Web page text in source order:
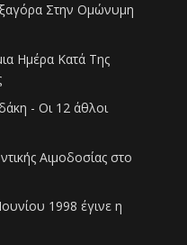
Στην Ομώνυμη
Ημέρα Κατά Της
- Οι 12 άθλοι
Αιμοδοσίας στο
1998 έγινε η